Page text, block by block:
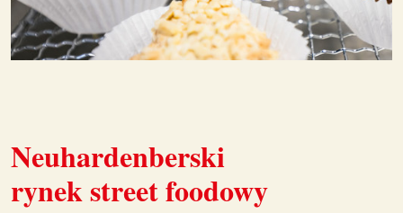
Neuhardenberski
rynek street foodowy